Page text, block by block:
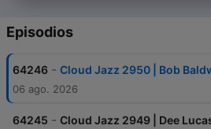
Episodios
64246 - Cloud Jazz 2950 | Bob
06 ago. 2026
64245 - Cloud Jazz 2949 | Dee